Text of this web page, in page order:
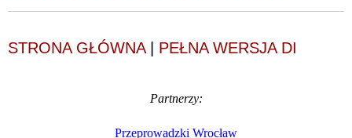
STRONA GŁÓWNA| PEŁNA WERSJA DI
Partnerzy:
Przeprowadzki Wrocław